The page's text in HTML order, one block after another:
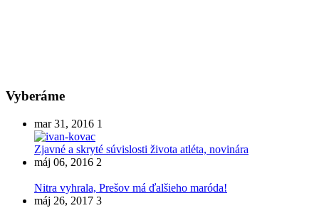
Vyberáme
mar 31, 2016 1
Zjavné a skryté súvislosti života atléta, novinára
máj 06, 2016 2
Nitra vyhrala, Prešov má ďalšieho maróda!
máj 26, 2017 3